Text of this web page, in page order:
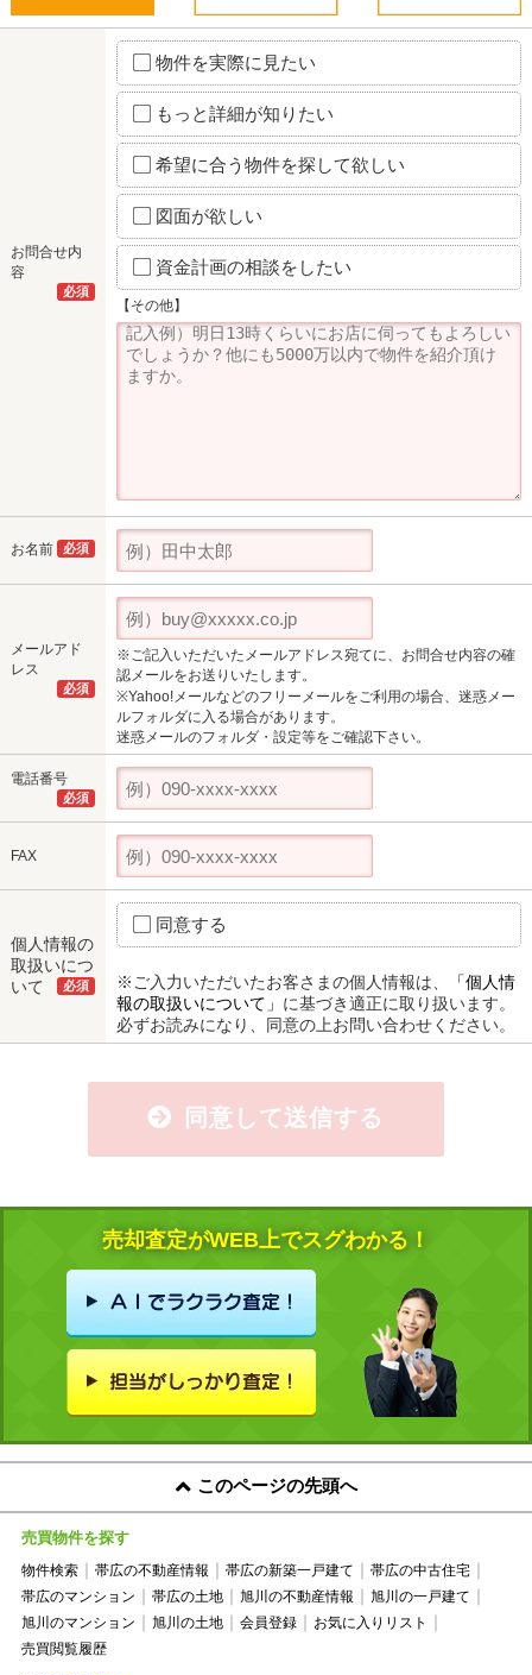
お問合せ内
容
必須
物件を実際に見たい
もっと詳細が知りたい
希望に合う物件を探して欲しい
図面が欲しい
資金計画の相談をしたい
【その他】
お名前 必須
メールアド
レス
必須
※ご記入いただいたメールアドレス宛てに、お問合せ内容の確
認メールをお送りいたします。
※Yahoo!メールなどのフリーメールをご利用の場合、迷惑メー
ルフォルダに入る場合があります。
迷惑メールのフォルダ・設定等をご確認下さい。
電話番号
必須
FAX
個人情報の
取扱いにつ
いて
必須
同意する
※ご入力いただいたお客さまの個人情報は、
「個人情
報の取扱いについて」 に基づき適正に取り扱います。
必ずお読みになり、同意の上お問い合わせください。
同意して送信する
売却査定がWEB上でスグわかる！
このページの先頭へ
売買物件を探す
物件検索 帯広の不動産情報 帯広の新築一戸建て
帯広の中古住宅
帯広のマンション
帯広の土地 旭川の不動産情報
旭川の一戸建て
旭川のマンション
旭川の土地 会員登録
お気に入りリスト
売買閲覧履歴